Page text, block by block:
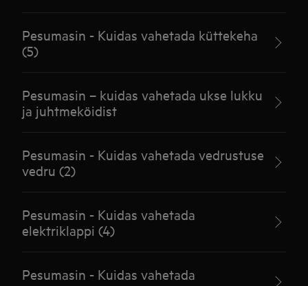
Pesumasin - Kuidas vahetada küttekeha
(5)
Pesumasin – kuidas vahetada ukse lukku
ja juhtmeköidist
Pesumasin - Kuidas vahetada vedrustuse
vedru (2)
Pesumasin - Kuidas vahetada
elektriklappi (4)
Pesumasin - Kuidas vahetada